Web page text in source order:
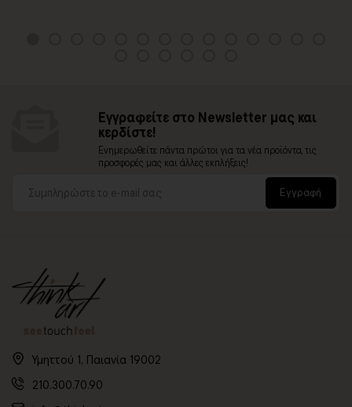
Εγγραφείτε στο Newsletter μας και
κερδίστε!
Ενημερωθείτε πάντα πρώτοι για τα νέα προϊόντα, τις
προσφορές μας και άλλες εκπλήξεις!
Εγγραφή
Υμηττού 1, Παιανία 19002
210.300.70.90